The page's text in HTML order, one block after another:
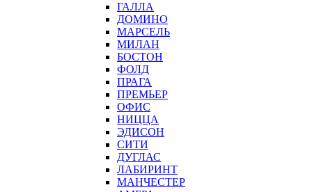
ГАЛЛА
ДОМИНО
МАРСЕЛЬ
МИЛАН
БОСТОН
ФОЛД
ПРАГА
ПРЕМЬЕР
ОФИС
НИЦЦА
ЭДИСОН
СИТИ
ДУГЛАС
ЛАБИРИНТ
МАНЧЕСТЕР